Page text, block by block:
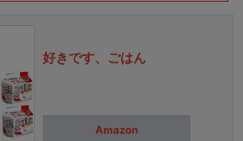
好きです、ごはん
Amazon